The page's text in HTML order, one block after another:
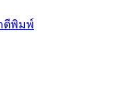
ตีพิมพ์